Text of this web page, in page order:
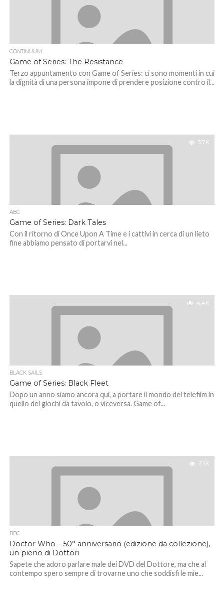
CONTINUUM
Game of Series: The Resistance
Terzo appuntamento con Game of Series: ci sono momenti in cui
la dignità di una persona impone di prendere posizione contro il...
3.7K
ABC
Game of Series: Dark Tales
Con il ritorno di Once Upon A Time e i cattivi in cerca di un lieto
fine abbiamo pensato di portarvi nel...
4.4K
BLACK SAILS
Game of Series: Black Fleet
Dopo un anno siamo ancora qui, a portare il mondo dei telefilm in
quello dei giochi da tavolo, o viceversa. Game of...
3.5K
BBC
Doctor Who – 50° anniversario (edizione da collezione),
un pieno di Dottori
Sapete che adoro parlare male dei DVD del Dottore, ma che al
contempo spero sempre di trovarne uno che soddisfi le mie...